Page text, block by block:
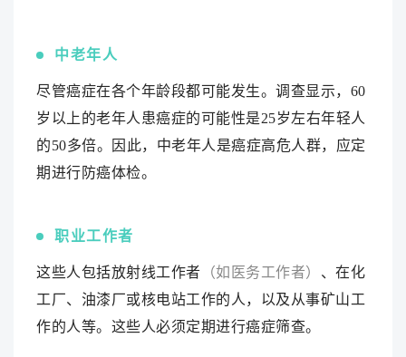
中老年人
尽管癌症在各个年龄段都可能发生。调查显示，60
岁以上的老年人患癌症的可能性是25岁左右年轻人
的50多倍。因此，中老年人是癌症高危人群，应定
期进行防癌体检。
职业工作者
这些人包括放射线工作者 （如医务工作者） 、在化
工厂、油漆厂或核电站工作的人，以及从事矿山工
作的人等。这些人必须定期进行癌症筛查。